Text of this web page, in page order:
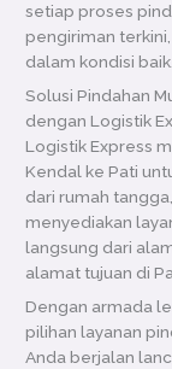
setiap proses
pengiriman
dalam kondisi baik.
Solusi Pindahan
dengan Logistik
Logistik Express
Kendal ke Pati
dari rumah
menyediakan
langsung dari
alamat tujuan di
Dengan armada
pilihan layanan
Anda berjalan